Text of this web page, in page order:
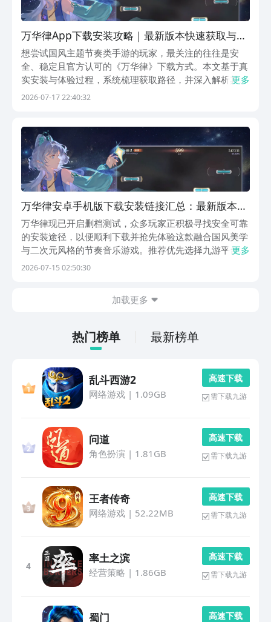
万华律App下载安装攻略｜最新版本快速获取与使
用指南
想尝试国风主题节奏类手游的玩家，最关注的往往是安
全、稳定且官方认可的《万华律》下载方式。本文基于真
实安装与体验过程，系统梳理获取路径，并深入解析其核
心玩法特色。作为一款聚焦中华传统音乐表达的音游，
应灵
更多
2026-07-17 22:40:32
万华律安卓手机版下载安装链接汇总：最新版本
APK安全下载入口
万华律现已开启删档测试，众多玩家正积极寻找安全可靠
的安装途径，以便顺利下载并抢先体验这款融合国风美学
与二次元风格的节奏音乐游戏。推荐优先选择九游平台进
行下载与预约——作为国内主流游戏分发渠道之一，九游
更多
2026-07-15 02:50:30
加载更多
热门榜单 最新榜单
乱斗西游2
网络游戏| 1.09GB
高 速 下 载
需下载九游
问道
角色扮演 | 1.81GB
高 速 下 载
需下载九游
王者传奇
网络游戏| 52.22MB
高 速 下 载
需下载九游
4
率土之滨
经营策略 | 1.86GB
高 速 下 载
需下载九游
蜀门 高 速 下 载